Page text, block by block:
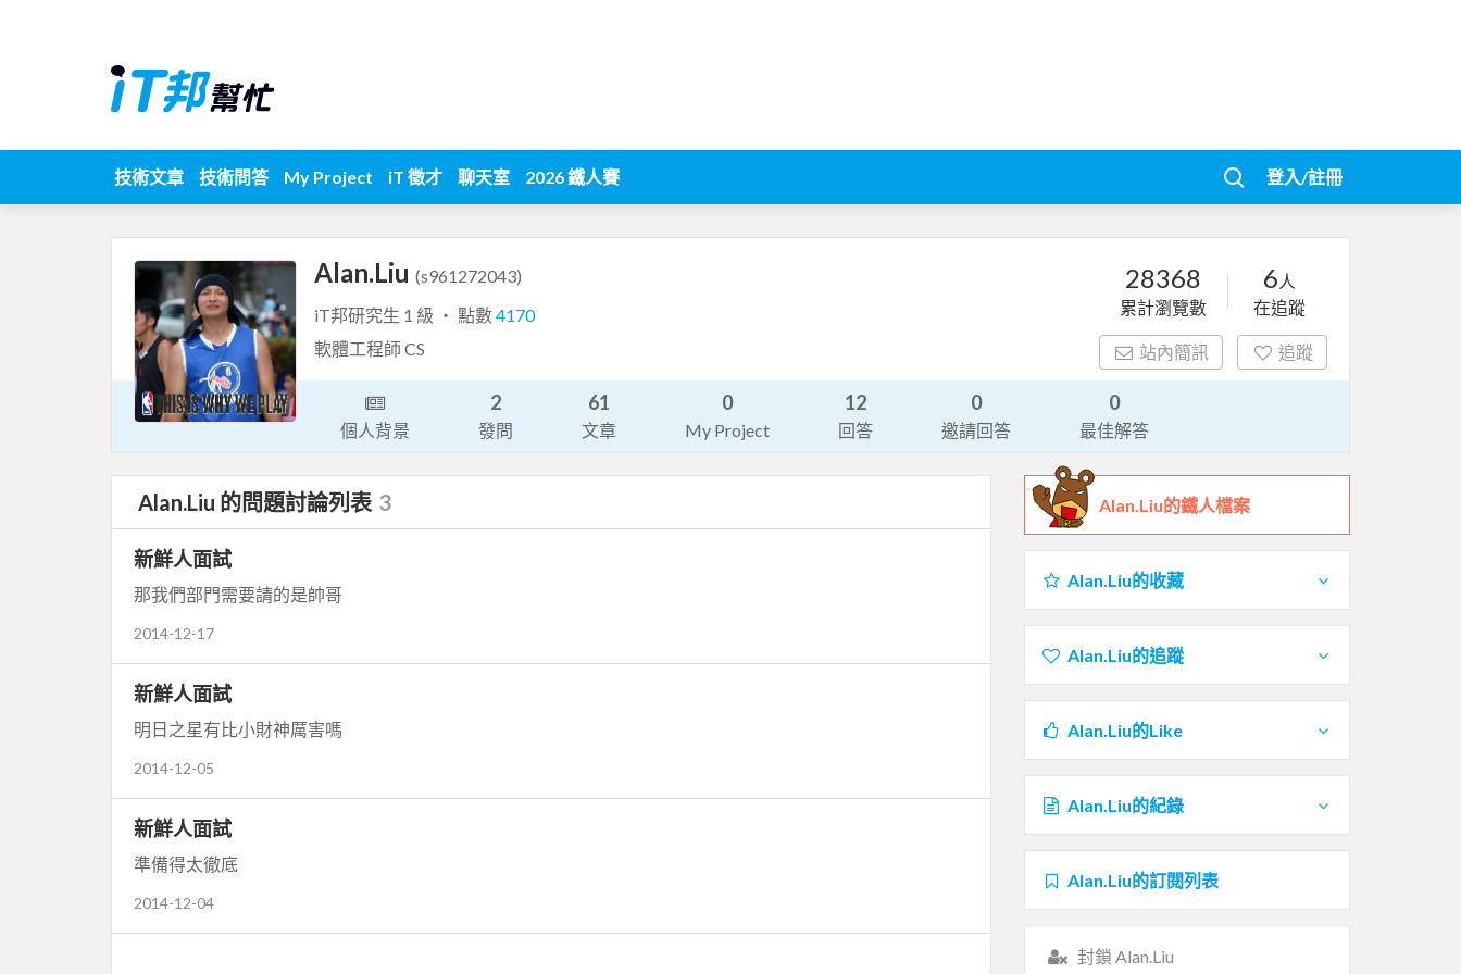
技術文章 技術問答 My Project iT 徵才 聊天室 2026 鐵人賽 登入/註冊
Alan.Liu (s961272043)
iT邦研究生 1 級 ‧ 點數4170
軟體工程師 CS
28368
累計瀏覽數
6 人
在追蹤
站內簡訊 追蹤
個人背景
2
發問
61
文章
0
My Project
12
回答
0
邀請回答
0
最佳解答
Alan.Liu 的問題討論列表 3
新鮮人面試
那我們部門需要請的是帥哥
2014-12-17
新鮮人面試
明日之星有比小財神厲害嗎
2014-12-05
新鮮人面試
準備得太徹底
2014-12-04
Alan.Liu的鐵人檔案
Alan.Liu的收藏
Alan.Liu的追蹤
Alan.Liu的Like
Alan.Liu的紀錄
Alan.Liu的訂閱列表
封鎖 Alan.Liu